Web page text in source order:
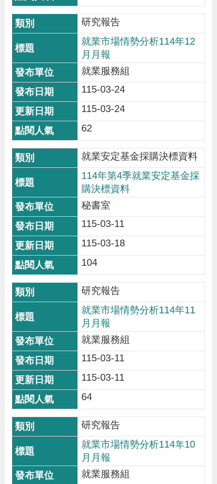
研究報告
就業市場情勢分析114年12
月月報
就業服務組
115-03-24
115-03-24
62
就業安定基金採購決標資料
114年第4季就業安定基金採
購決標資料
秘書室
115-03-11
115-03-18
104
研究報告
就業市場情勢分析114年11
月月報
就業服務組
115-03-11
115-03-11
64
研究報告
就業市場情勢分析114年10
月月報
就業服務組